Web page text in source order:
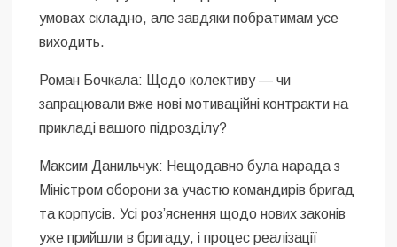
умовах складно, але завдяки побратимам усе
виходить.
Роман Бочкала: Щодо колективу — чи
запрацювали вже нові мотиваційні контракти на
прикладі вашого підрозділу?
Максим Данильчук: Нещодавно була нарада з
Міністром оборони за участю командирів бригад
та корпусів. Усі роз’яснення щодо нових законів
уже прийшли в бригаду, і процес реалізації